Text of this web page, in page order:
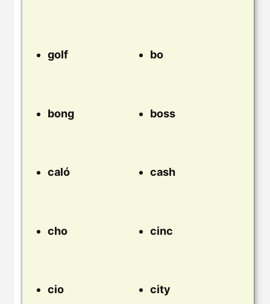
golf bo
bong boss
caló cash
cho cinc
cio city